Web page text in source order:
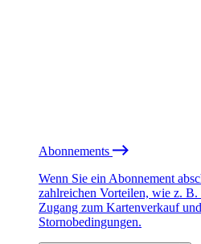
Abonnements
Wenn Sie ein Abonnement
zahlreichen Vorteilen, wie z.
Zugang zum Kartenverkauf
Stornobedingungen.